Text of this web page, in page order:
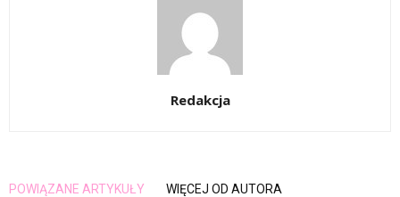
Redakcja
POWIĄZANE ARTYKUŁY WIĘCEJ OD AUTORA